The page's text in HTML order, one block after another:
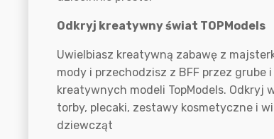
Odkryj kreatywny świat TOPModels
Uwielbiasz kreatywną zabawę z
mody i przechodzisz z BFF przez grube
kreatywnych modeli TopModels. Odkryj
torby, plecaki, zestawy kosmetyczne i
dziewcząt